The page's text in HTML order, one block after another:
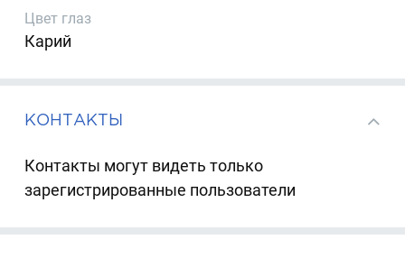
Цвет глаз
Карий
КОНТАКТЫ
Контакты могут видеть только
зарегистрированные пользователи